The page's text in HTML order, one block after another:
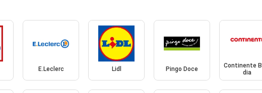
E.Leclerc Lidl Pingo Doce
Continente
dia